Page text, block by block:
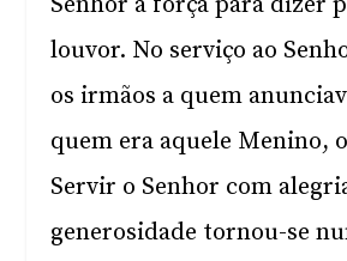
louvor. No serviço ao
os irmãos a quem
quem era aquele Menino,
Servir o Senhor com
generosidade tornou-se